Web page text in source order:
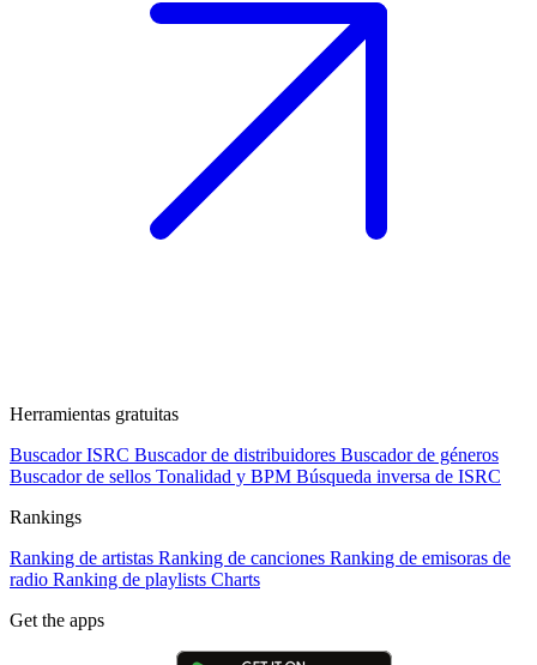
Herramientas gratuitas
Buscador ISRC Buscador de distribuidores Buscador de géneros
Buscador de sellos Tonalidad y BPM Búsqueda inversa de ISRC
Rankings
Ranking de artistas Ranking de canciones Ranking de emisoras de
radio Ranking de playlists Charts
Get the apps